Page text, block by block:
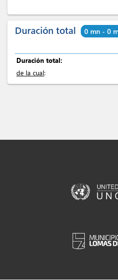
Duración total 0 mn - 0
Duración total:
de la cual: